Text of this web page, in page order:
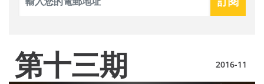
第十三期 2016-11